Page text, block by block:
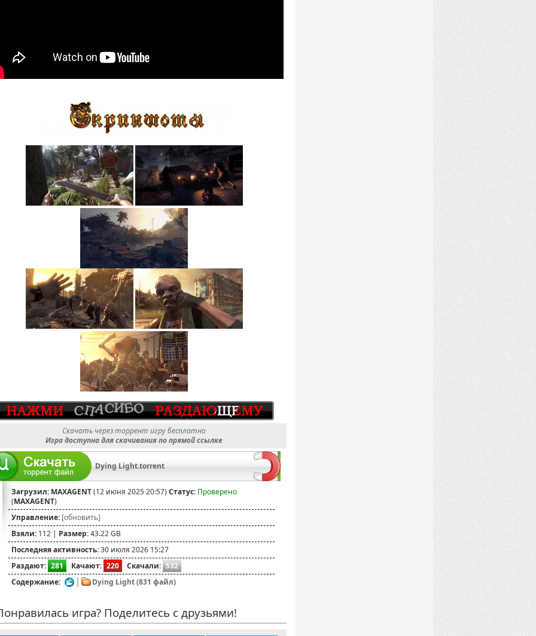
Скачать через торрент игру бесплатно
Игра доступна для скачивания по прямой ссылке
Dying Light.torrent
Загрузил: MAXAGENT(12 июня 2025 20:57) Статус: Проверено
(MAXAGENT)
Управление: [обновить]
Взяли: 112 | Размер:43.22 GB
Последняя активность:30 июля 2026 15:27
Раздают: 281 Качают: 220 Скачали: 532
Содержание:
Dying Light (831 файл)
игра? Поделитесь с друзьями!